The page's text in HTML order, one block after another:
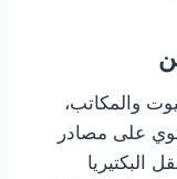
والمكاتب،
على مصادر
البكتيريا